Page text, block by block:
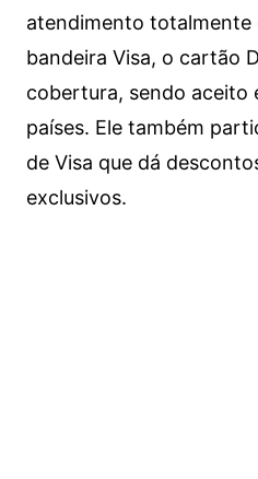
atendimento totalmente
bandeira Visa, o cartão
cobertura, sendo aceito
países. Ele também
de Visa que dá
exclusivos.